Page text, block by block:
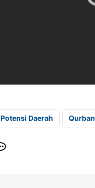
Potensi Daerah Qurban